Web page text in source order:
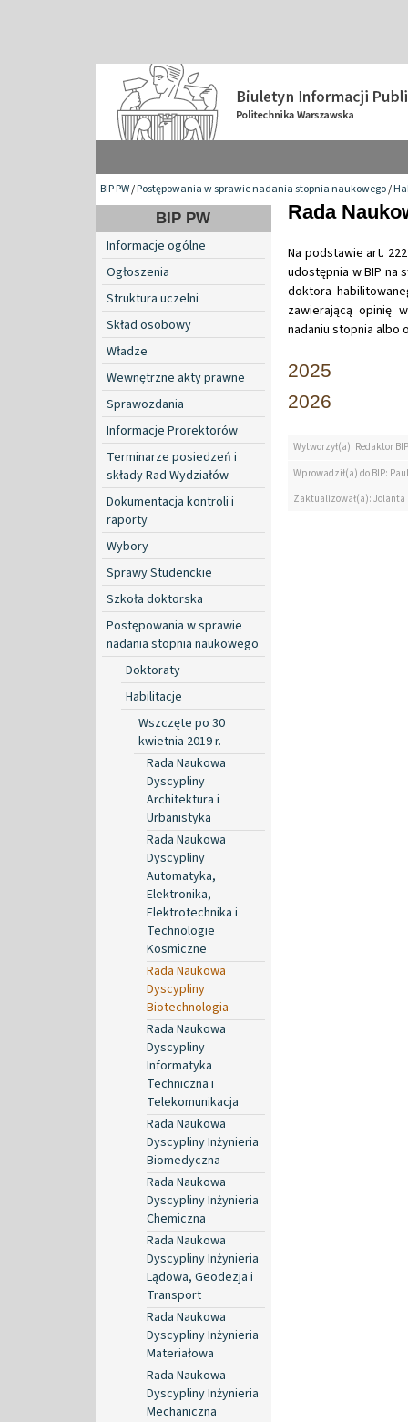
BIP PW/Postępowania w sprawie nadania stopnia naukowego/
BIP PW
Informacje ogólne
Ogłoszenia
Struktura uczelni
Skład osobowy
Władze
Wewnętrzne akty prawne
Sprawozdania
Informacje Prorektorów
Terminarze posiedzeń i
składy Rad Wydziałów
Dokumentacja kontroli i
raporty
Wybory
Sprawy Studenckie
Szkoła doktorska
Postępowania w sprawie
nadania stopnia naukowego
Doktoraty
Habilitacje
Wszczęte po 30
kwietnia 2019 r.
Rada Naukowa
Dyscypliny
Architektura i
Urbanistyka
Rada Naukowa
Dyscypliny
Automatyka,
Elektronika,
Elektrotechnika i
Technologie
Kosmiczne
Rada Naukowa
Dyscypliny
Biotechnologia
Rada Naukowa
Dyscypliny
Informatyka
Techniczna i
Telekomunikacja
Rada Naukowa
Dyscypliny Inżynieria
Biomedyczna
Rada Naukowa
Dyscypliny Inżynieria
Chemiczna
Rada Naukowa
Dyscypliny Inżynieria
Lądowa, Geodezja i
Transport
Rada Naukowa
Dyscypliny Inżynieria
Materiałowa
Rada Naukowa
Dyscypliny Inżynieria
Mechaniczna
Rada
Na podstawie art.
udostępnia w BIP
doktora
zawierającą opinię
nadaniu stopnia albo
2025
2026
Wytworzył(a): Redaktor BIP
Wprowadził(a) do BIP:
Zaktualizował(a): Jolanta